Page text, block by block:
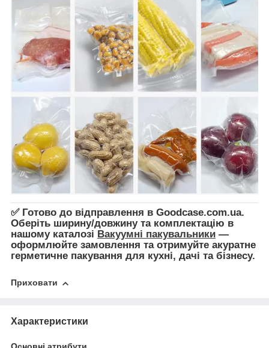
✅ Готово до відправлення в Goodcase.com.ua.
Оберіть ширину/довжину та комплектацію в
нашому каталозі Вакуумні пакувальники —
оформлюйте замовлення та отримуйте акуратне
герметичне пакування для кухні, дачі та бізнесу.
Приховати
Характеристики